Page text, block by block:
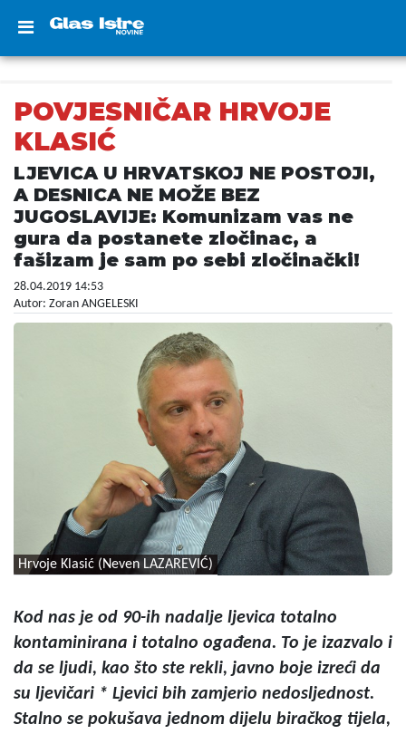
POVJESNIČAR HRVOJE
KLASIĆ
LJEVICA U HRVATSKOJ NE POSTOJI,
A DESNICA NE MOŽE BEZ
JUGOSLAVIJE: Komunizam vas ne
gura da postanete zločinac, a
fašizam je sam po sebi zločinački!
28.04.2019 14:53
Autor: Zoran ANGELESKI
Hrvoje Klasić (Neven LAZAREVIĆ)
Kod nas je od 90-ih nadalje ljevica totalno
kontaminirana i totalno ogađena. To je izazvalo i
da se ljudi, kao što ste rekli, javno boje izreći da
su ljevičari * Ljevici bih zamjerio nedosljednost.
Stalno se pokušava jednom dijelu biračkog tijela,